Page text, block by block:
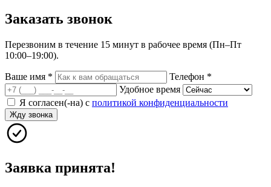
Заказать звонок
Перезвоним в течение 15 минут в рабочее время (Пн–Пт
10:00–19:00).
Ваше имя * Телефон *
Удобное время
Я согласен(-на) с политикой конфиденциальности
Жду звонка
Заявка принята!